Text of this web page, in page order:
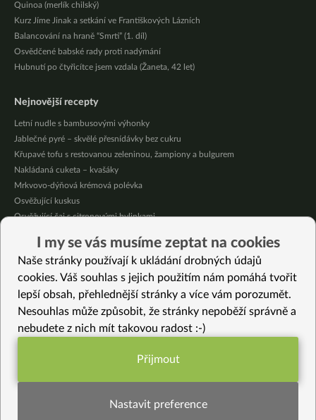
Quinoa (merlík chilský)
Kurz Jíme Jinak a setkání ve Františkových Lázních
Balancování na hraně “Smrti” (1. díl)
Osvědčené babské rady proti nadýmání
Hubnutí po čtyřicítce jsem vzdala (Žaneta, 42 let)
Nejnovější recepty
Letní nudle s bambusovými výhonky
Jablečné pyré – skvělé přesnídávky bez cukru
Křupavé tofu s restovanou zeleninou, žampiony a bulgurem
Nakládaná cuketa – kvašáky
Mrkvovo-dýňová krémová polévka
Osvěžující kuskus
Osvěžující čaj s citronovými bylinkami
Čokoládové muffiny s mangovým krémem
Meruňky a jablka v citrónovém želé
Vybrané recepty
Pórkovo-květáková s kurkumou
Kokosky (bez mouky)
I my se vás musíme zeptat na cookies
Naše stránky používají k ukládání drobných údajů
cookies. Váš souhlas s jejich použitím nám pomáhá tvořit
lepší obsah, přehlednější stránky a více vám porozumět.
Nesouhlas může způsobit, že stránky nepoběží správně a
nebudete z nich mít takovou radost :-)
Funkční nastavení potřebujeme (vždy
Přijmout
Nastavit preference